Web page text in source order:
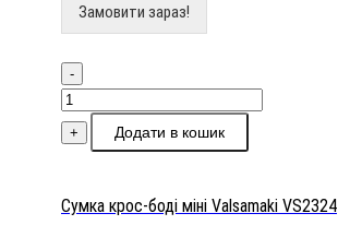
Замовити зараз!
-
Сумка
крос-
боді
Valsamaki
+ Додати в кошик
Сумка крос-боді міні Valsamaki VS2324